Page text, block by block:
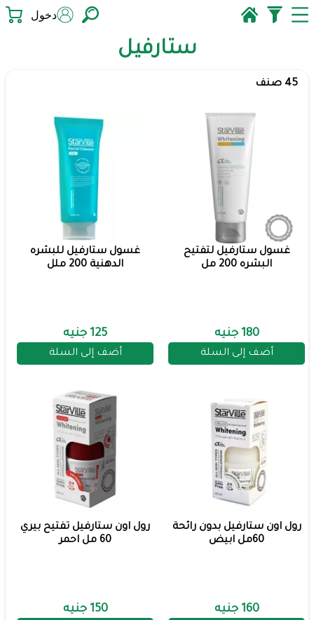
دخول
ستارفيل
45 صنف
غسول ستارفيل لتفتيح
البشره 200 مل
180 جنيه
أضف إلى السلة
غسول ستارفيل للبشره
الدهنية 200 ملل
125 جنيه
أضف إلى السلة
رول اون ستارفيل بدون رائحة
60مل ابيض
160 جنيه
رول اون ستارفيل تفتيح بيري
60 مل احمر
150 جنيه